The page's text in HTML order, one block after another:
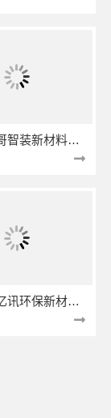
苏州兔哥哥智装新材料有限公司
南京市创亿讯环保新材料有限公司